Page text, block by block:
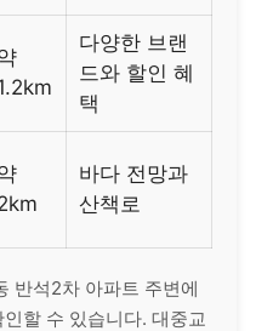
다양한 브랜
드와 할인 혜
택
바다 전망과
산책로
반석2차 아파트 주변에
할 수 있습니다. 대중교